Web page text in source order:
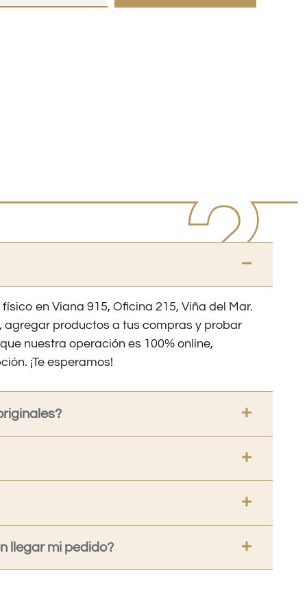
en Viana 915, Oficina 215, Viña del Mar.
agregar productos a tus compras y probar
nuestra operación es 100% online,
¡Te esperamos!
llegar mi pedido?